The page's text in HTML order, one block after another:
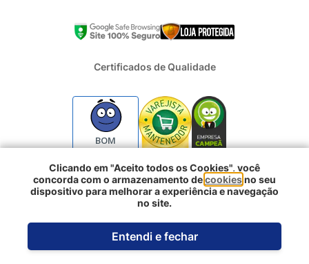
Certificados de Qualidade
BOM
2024 - Todos os direitos reservados | REFRIGERACAO DUFRIO
COMERCIO E IMPORTACAO S.A. | CNPJ : 01.754.239/0001-10 |
Porto Alegre RS - CEP: 90230-011
Desenvolvido pela
Clicando em "Aceito todos os Cookies", você
concorda com o armazenamento decookiesno seu
dispositivo para melhorar a experiência e navegação
no site.
Entendi e fechar